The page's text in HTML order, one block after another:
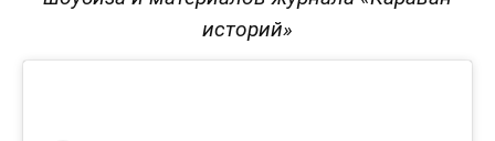
историй»